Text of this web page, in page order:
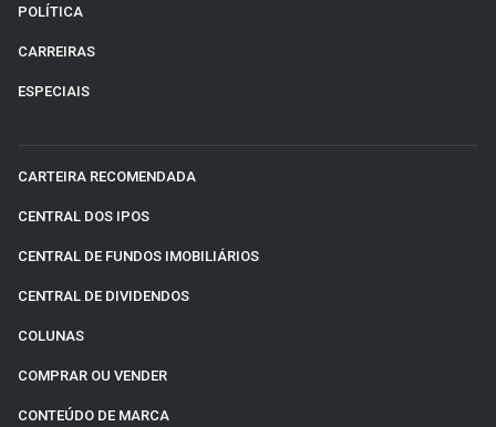
POLÍTICA
CARREIRAS
ESPECIAIS
CARTEIRA RECOMENDADA
CENTRAL DOS IPOS
CENTRAL DE FUNDOS IMOBILIÁRIOS
CENTRAL DE DIVIDENDOS
COLUNAS
COMPRAR OU VENDER
CONTEÚDO DE MARCA